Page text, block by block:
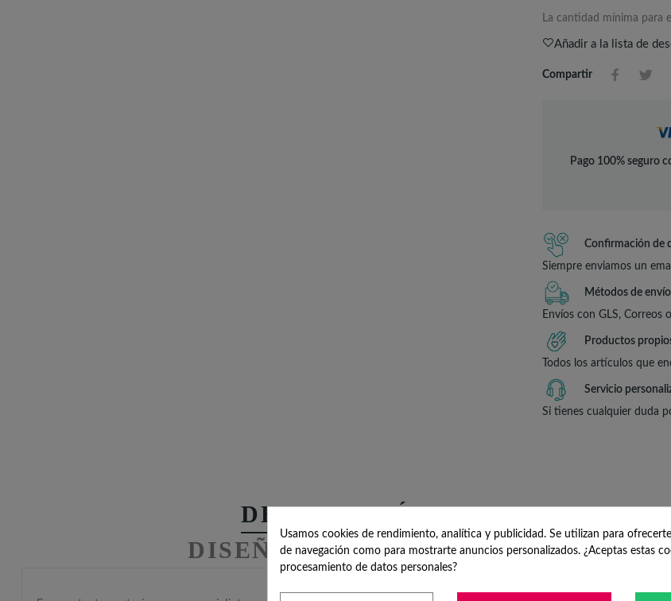
La cantidad mínima para
Añadir a la lista de
Compartir
Pago 100% seguro
Confirmación de
Siempre enviamos un
Métodos de envío
Envíos con GLS, Correos
Productos
Todos los artículos que
Servicio
Si tienes cualquier duda
DESCRIPCIÓN
DETALLES DEL
DISEÑOS HORIZONTALES MUJER
Usamos cookies de rendimiento, analítica y publicidad. Se utilizan para
de navegación como para mostrarte anuncios personalizados. ¿Aceptas estas
procesamiento de datos personales?